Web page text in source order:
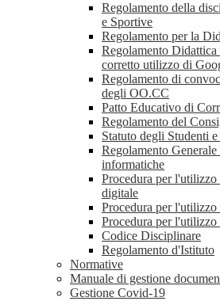
Regolamento della
e Sportive
Regolamento per la
Regolamento
corretto utilizzo di
Regolamento di
degli OO.CC
Patto Educativo di
Regolamento del
Statuto degli Studenti
Regolamento
informatiche
Procedura per
digitale
Procedura per
Procedura per
Codice Disciplinare
Regolamento d'Istituto
Normative
Manuale di gestione
Gestione Covid-19